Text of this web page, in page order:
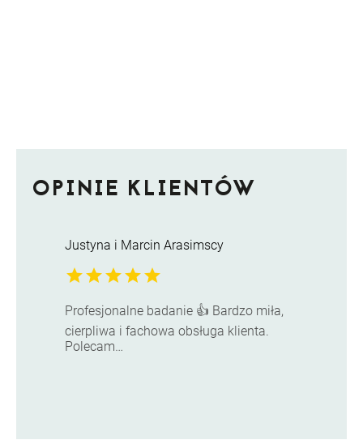
OPINIE KLIENTÓW
Justyna i Marcin Arasimscy
starstarstarstarstar
Profesjonalne badanie 👍 Bardzo miła,
cierpliwa i fachowa obsługa klienta.
Polecam…